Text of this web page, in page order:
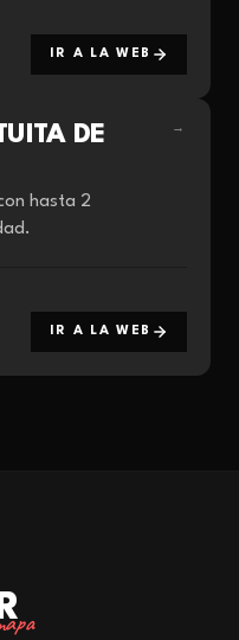
IR A LA WEB
DE
→
hasta 2
IR A LA WEB